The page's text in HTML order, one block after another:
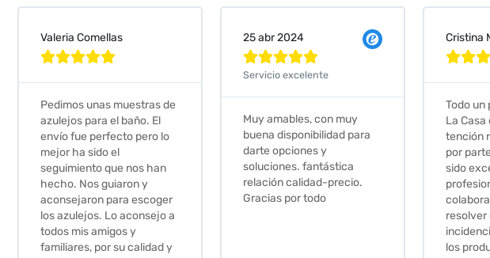
25 abr 2024

Muy amables, con muy
buena disponibilidad para
darte opciones y
soluciones. fantástica
relación calidad-precio.
Gracias por todo
Cristina Martin Serrano

La Casa de los Azulejos. La
tención recibida, sobretodo
por parte de Stephanie, ha
sido excepcional. Serios,
profesionales,
colaboradores para

muy
sus